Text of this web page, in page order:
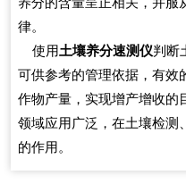
律。
使用土壤养分速测仪判断
可供参考的管理依据，有效
作物产量，实现增产增收的
领域应用广泛，在土壤检测
的作用。